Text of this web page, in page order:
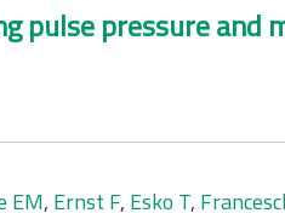
pulse pressure and
EM, Ernst F, Esko T,